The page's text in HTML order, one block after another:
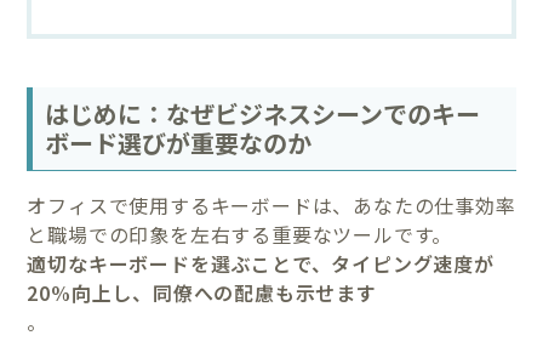
はじめに：なぜビジネスシーンでのキー
ボード選びが重要なのか
オフィスで使用するキーボードは、あなたの仕事効率
と職場での印象を左右する重要なツールです。
適切なキーボードを選ぶことで、タイピング速度が
20%向上し、同僚への配慮も示せます
。